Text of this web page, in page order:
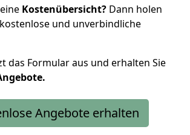
Kostenübersicht? Dann holen
und unverbindliche
das Formular aus und erhalten Sie
Angebote erhalten